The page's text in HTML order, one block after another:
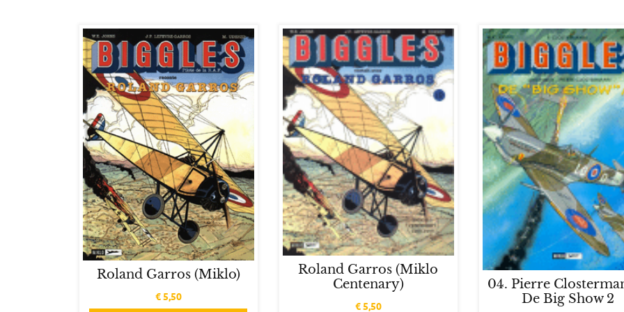
Roland Garros (Miklo)
€5,50
Roland Garros (Miklo
Centenary)
€5,50
04. Pierre
De Big Show 2